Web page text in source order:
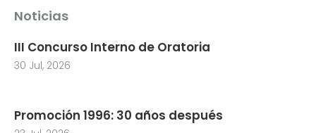
Noticias
III Concurso Interno de Oratoria
30 Jul, 2026
Promoción 1996: 30 años después